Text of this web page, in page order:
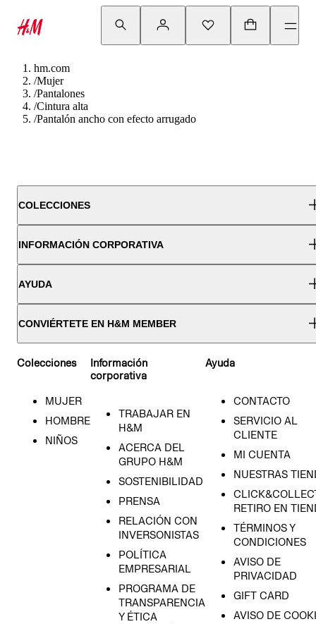
hm.com
/Mujer
/Pantalones
/Cintura alta
/Pantalón ancho con efecto arrugado
COLECCIONES
INFORMACIÓN CORPORATIVA
AYUDA
CONVIÉRTETE EN H&M MEMBER
Colecciones
MUJER
HOMBRE
NIÑOS
Información
corporativa
TRABAJAR EN
H&M
ACERCA DEL
GRUPO H&M
SOSTENIBILIDAD
PRENSA
RELACIÓN CON
INVERSONISTAS
POLÍTICA
EMPRESARIAL
PROGRAMA DE
TRANSPARENCIA
Y ÉTICA
Ayuda
CONTACTO
SERVICIO AL
CLIENTE
MI CUENTA
NUESTRAS
RETIRO EN
TÉRMINOS Y
CONDICIONES
AVISO DE
PRIVACIDAD
GIFT CARD
AVISO DE